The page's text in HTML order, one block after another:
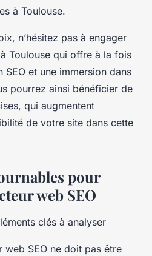
à Toulouse.
n’hésitez pas à engager
Toulouse qui offre à la fois
et une immersion dans
pourrez ainsi bénéficier de
qui augmentent
de votre site dans cette
pour
web SEO
clés à analyser
web SEO ne doit pas être